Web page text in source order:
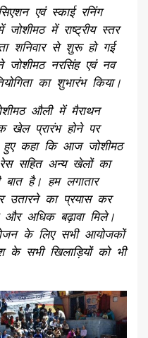
एवं स्काई रनिंग
में राष्ट्रीय स्तर
शनिवार से शुरू हो गई
जोशीमठ नरसिंह एवं नव
का शुभारंभ किया।
औली में मैराथन
खेल प्रारंभ होने पर
हुए कहा कि आज जोशीमठ
सहित अन्य खेलों का
बात है। हम लगातार
उतारने का प्रयास कर
अधिक बढ़ावा मिले।
के लिए सभी आयोजकों
के सभी खिलाड़ियों को भी